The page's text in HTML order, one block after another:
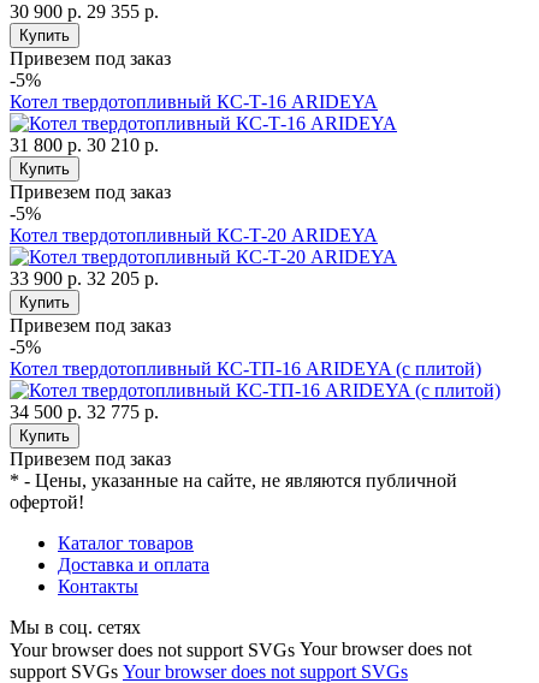
30 900 р. 29 355 р.
Купить
Привезем под заказ
-5%
Котел твердотопливный КС-Т-16 ARIDEYA
31 800 р. 30 210 р.
Купить
Привезем под заказ
-5%
Котел твердотопливный КС-Т-20 ARIDEYA
33 900 р. 32 205 р.
Купить
Привезем под заказ
-5%
Котел твердотопливный КС-ТП-16 ARIDEYA (с плитой)
34 500 р. 32 775 р.
Купить
Привезем под заказ
* - Цены, указанные на сайте, не являются публичной
офертой!
Каталог товаров
Доставка и оплата
Контакты
Мы в соц. сетях
Your browser does not support SVGs Your browser does not
support SVGs Your browser does not support SVGs